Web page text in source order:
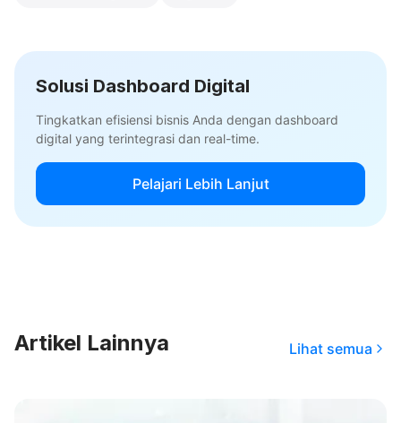
Solusi Dashboard Digital
Tingkatkan efisiensi bisnis Anda dengan dashboard
digital yang terintegrasi dan real-time.
Pelajari Lebih Lanjut
Artikel Lainnya Lihat semua